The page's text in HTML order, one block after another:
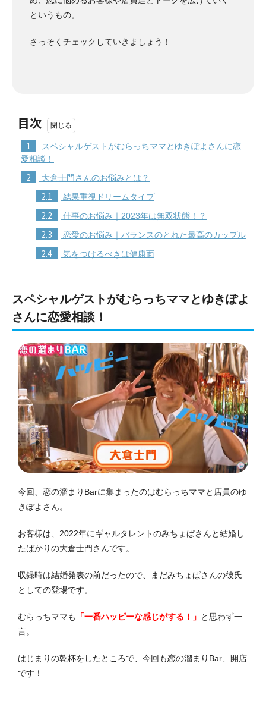
というもの。
さっそくチェックしていきましょう！
目次
1
スペシャルゲストがむらっちママとゆきぽよさんに恋
愛相談！
2 大倉士門さんのお悩みとは？
2.1 結果重視ドリームタイプ
2.2 仕事のお悩み｜2023年は無双状態！？
2.3 恋愛のお悩み｜バランスのとれた最高のカップル
2.4 気をつけるべきは健康面
スペシャルゲストがむらっちママとゆきぽよ
さんに恋愛相談！
今回、恋の溜まりBarに集まったのはむらっちママと店員のゆ
きぽよさん。
お客様は、2022年にギャルタレントのみちょぱさんと結婚し
たばかりの大倉士門さんです。
収録時は結婚発表の前だったので、まだみちょぱさんの彼氏
としての登場です。
むらっちママも 「一番ハッピーな感じがする！」 と思わず一
言。
はじまりの乾杯をしたところで、今回も恋の溜まりBar、開店
です！